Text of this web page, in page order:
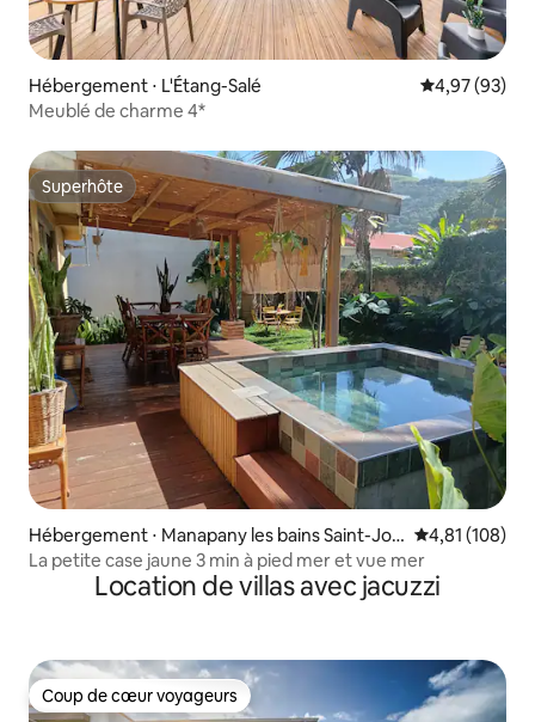
Hébergement ⋅ L'Étang-Salé Évaluation
4,97 (93)
Meublé de charme 4*
Superhôte
Superhôte
Hébergement ⋅ Manapany les bains Saint-Jos
eph
Évaluation
4,81 (108)
La petite case jaune 3 min à pied mer et vue mer
Location de villas avec jacuzzi
Coup de cœur voyageurs
Coup de cœur voyageurs